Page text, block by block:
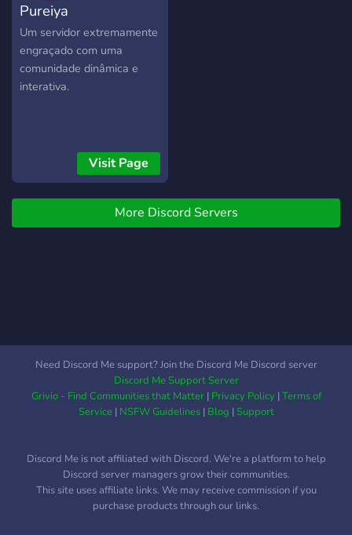
Pureiya
Um servidor extremamente
engraçado com uma
comunidade dinâmica e
interativa.
Visit Page
More Discord Servers
Need Discord Me support? Join the Discord Me Discord server
Discord Me Support Server
Grivio - Find Communities that Matter| Privacy Policy|Terms of
Service| NSFW Guidelines| Blog |Support
Discord Me is not affiliated with Discord. We're a platform to help
Discord server managers grow their communities.
This site uses affiliate links. We may receive commission if you
purchase products through our links.